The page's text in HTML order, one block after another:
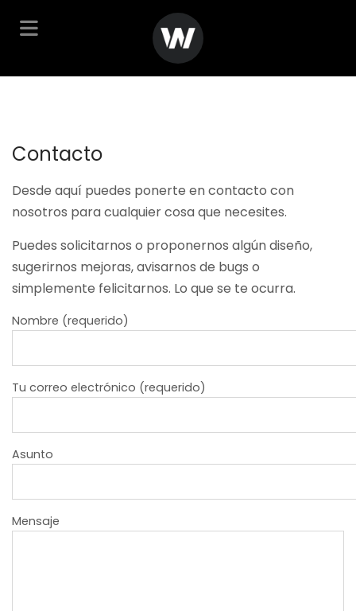
Contacto
Desde aquí puedes ponerte en contacto con
nosotros para cualquier cosa que necesites.
Puedes solicitarnos o proponernos algún diseño,
sugerirnos mejoras, avisarnos de bugs o
simplemente felicitarnos. Lo que se te ocurra.
Nombre (requerido)
Tu correo electrónico (requerido)
Asunto
Mensaje